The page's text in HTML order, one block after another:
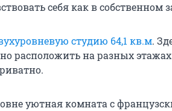
себя как в собственном
студию 64,1 кв.м.
расположить на разных
уютная комната с